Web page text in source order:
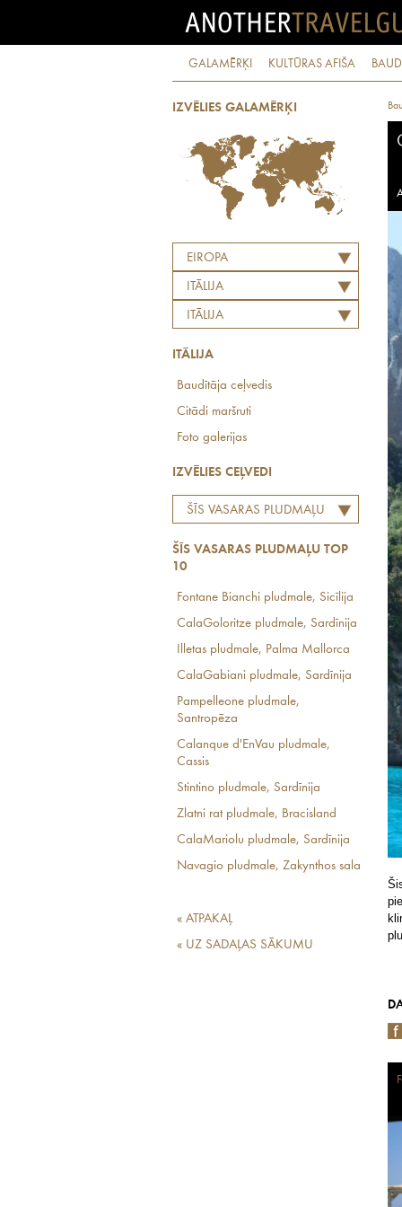
GALAMĒRĶI KULTŪRAS AFIŠA
IZVĒLIES GALAMĒRĶI
EIROPA
ITĀLIJA
ITĀLIJA
ITĀLIJA
Baudītāja ceļvedis
Citādi maršruti
Foto galerijas
IZVĒLIES CEĻVEDI
ŠĪS VASARAS PLUDMAĻU
ŠĪS VASARAS PLUDMAĻU TOP
10
Fontane Bianchi pludmale, Sicīlija
CalaGoloritze pludmale, Sardīnija
Illetas pludmale, Palma Mallorca
CalaGabiani pludmale, Sardīnija
Pampelleone pludmale,
Santropēza
Calanque d'EnVau pludmale,
Cassis
Stintino pludmale, Sardīnija
Zlatni rat pludmale, Bracisland
CalaMariolu pludmale, Sardīnija
Navagio pludmale, Zakynthos sala
« ATPAKAĻ
« UZ SADAĻAS SĀKUMU